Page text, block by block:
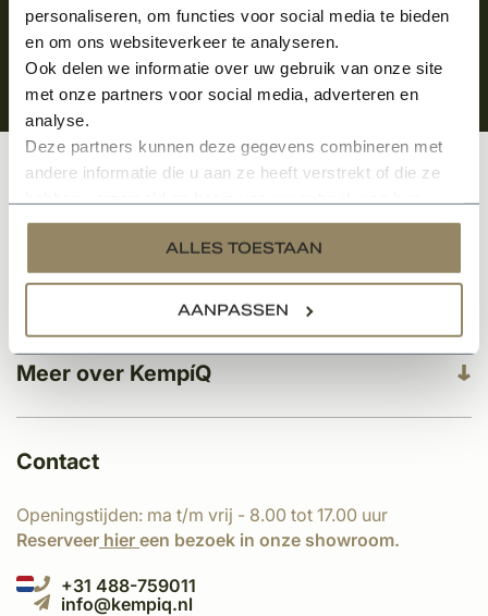
personaliseren, om functies voor social media te bieden
en om ons websiteverkeer te analyseren.
Ook delen we informatie over uw gebruik van onze site
met onze partners voor social media, adverteren en
analyse.
Deze partners kunnen deze gegevens combineren met
andere informatie die u aan ze heeft verstrekt of die ze
services.
ALLES TOESTAAN
AANPASSEN
Meer over KempíQ
Klantenservice
Categorieën
Contact
Openingstijden: ma t/m vrij - 8.00 tot 17.00 uur
Reserveer hier een bezoek in onze showroom.
+31 488-759011
info@kempiq.nl